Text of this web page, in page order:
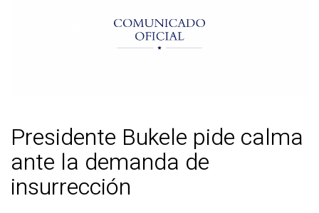
Presidente Bukele pide calma
ante la demanda de
insurrección